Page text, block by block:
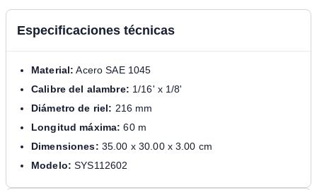
Especificaciones técnicas
Material: Acero SAE 1045
Calibre del alambre: 1/16' x 1/8'
Diámetro de riel: 216 mm
Longitud máxima: 60 m
Dimensiones: 35.00 x 30.00 x 3.00 cm
Modelo: SYS112602